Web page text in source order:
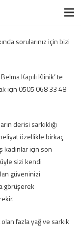
sorularınız için bizi
Kapılı Klinik’ te
için 0505 068 33 48
derisi sarkıklığı
özellikle birkaç
kadınlar için son
sizi kendi
güveninizi
görüşerek
fazla yağ ve sarkık